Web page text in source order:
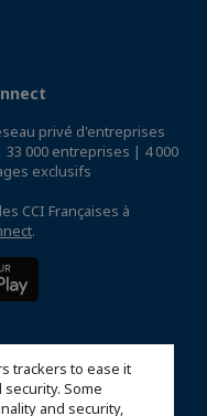
trackers to ease it
Some
and security,
privé d'entreprises
33 000 entreprises | 4 000
exclusifs
CCI Françaises à
.